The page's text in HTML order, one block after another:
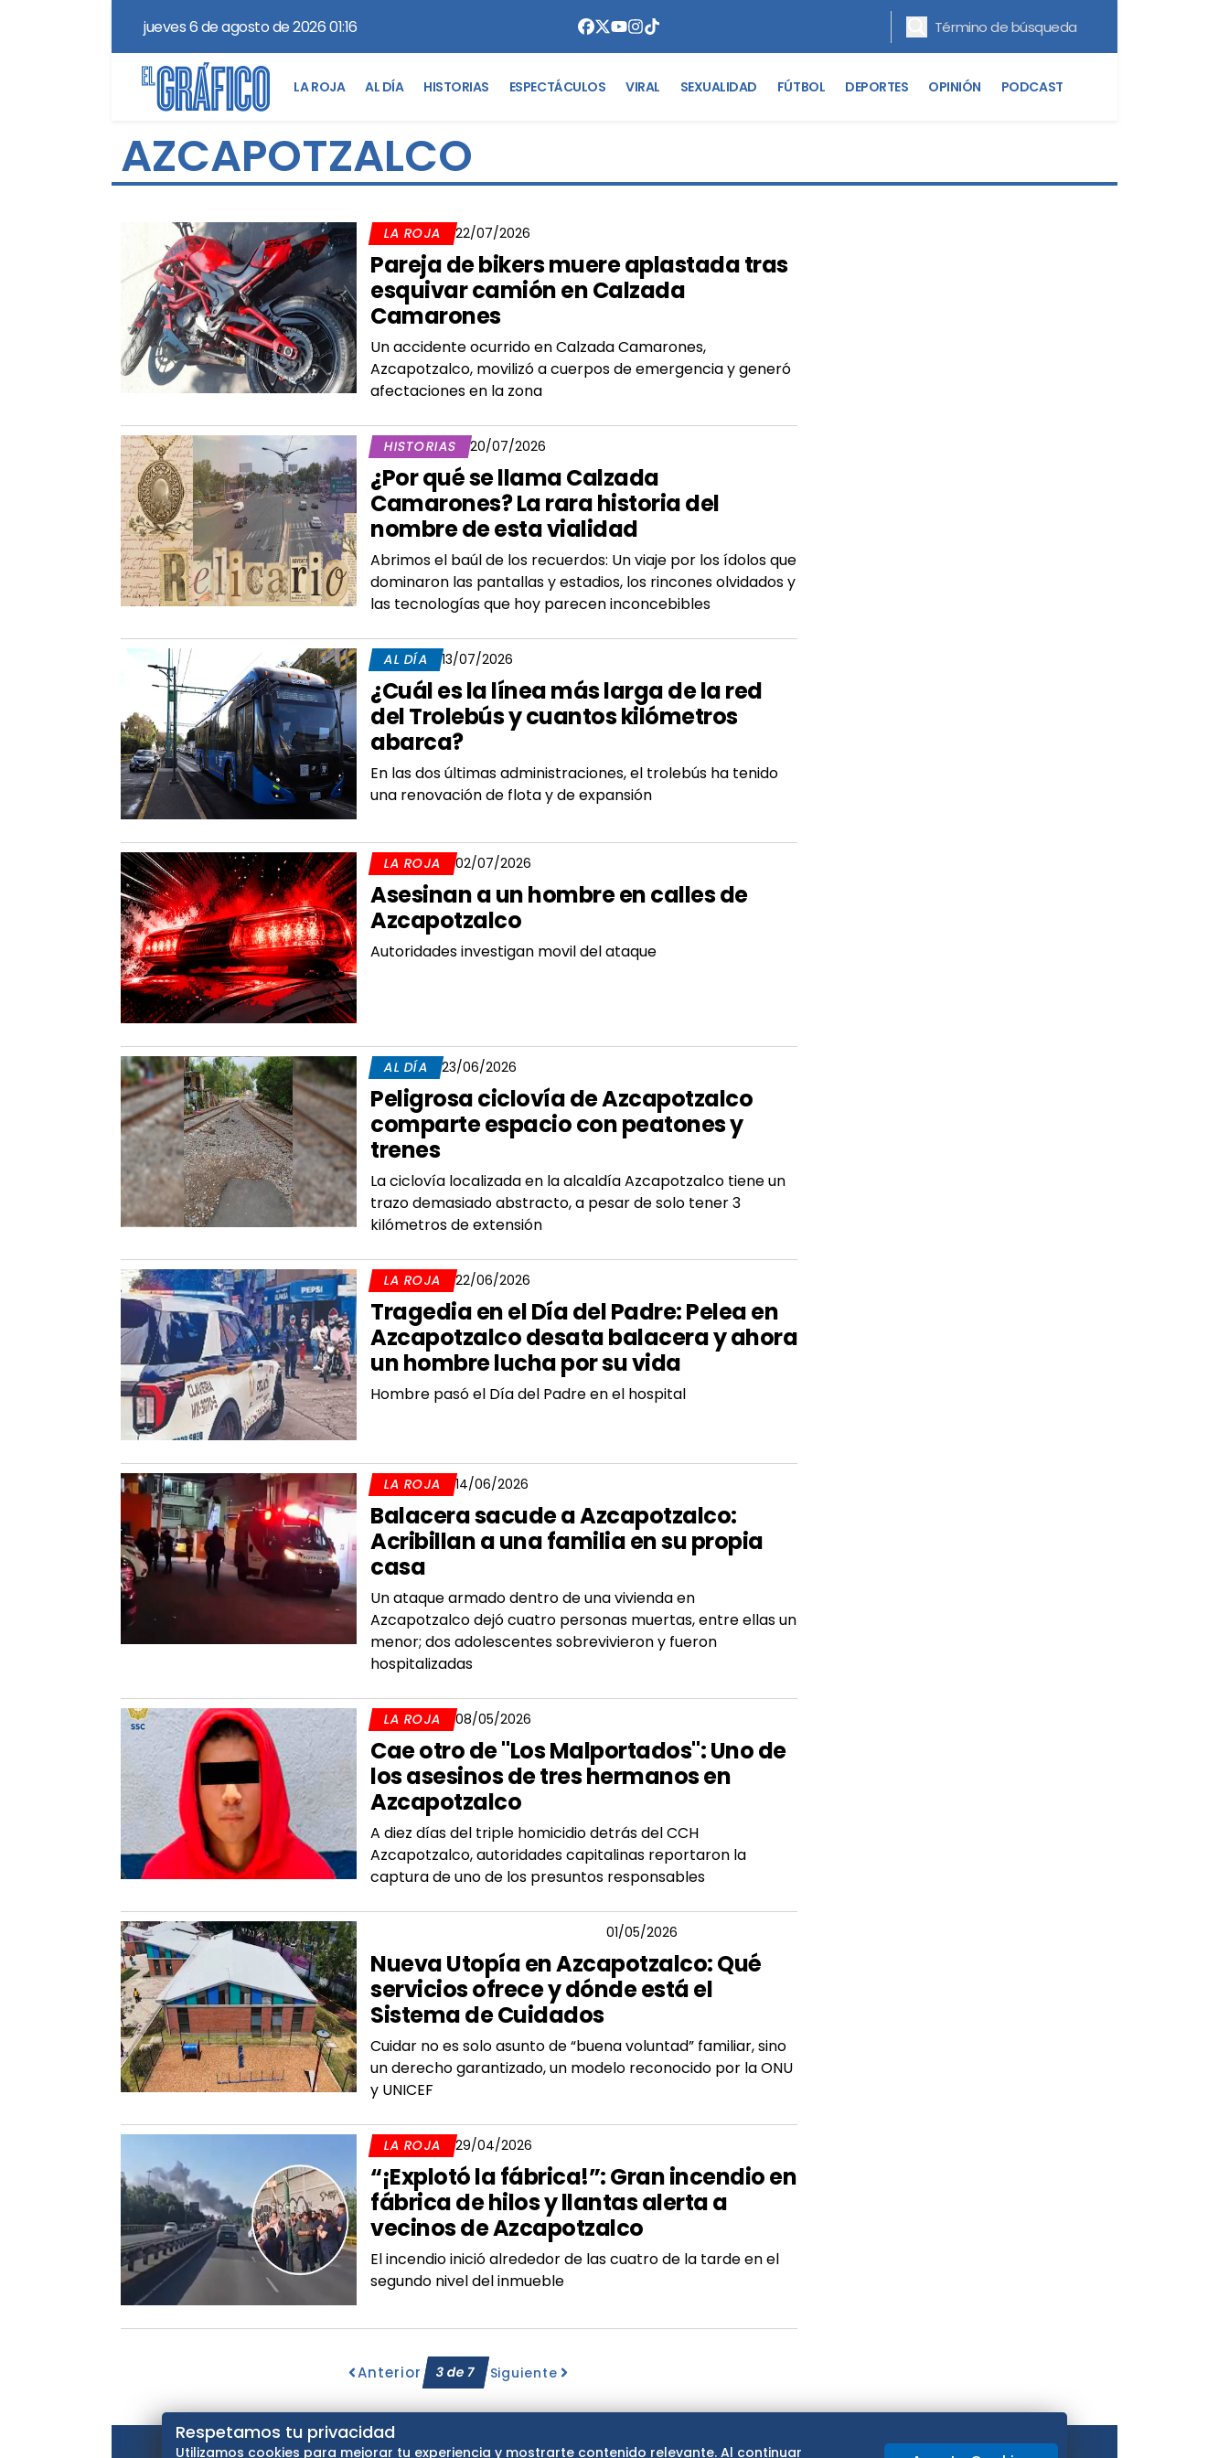
jueves 6 de agosto de 2026 01:16
LA ROJA AL DÍA HISTORIAS ESPECTÁCULOS VIRAL SEXUALIDAD FÚTBOL DEPORTES OPINIÓN PODCAST
AZCAPOTZALCO
LA ROJA 22/07/2026
Pareja de bikers muere aplastada tras
esquivar camión en Calzada
Camarones
Un accidente ocurrido en Calzada Camarones,
Azcapotzalco, movilizó a cuerpos de emergencia y generó
afectaciones en la zona
HISTORIAS 20/07/2026
¿Por qué se llama Calzada
Camarones? La rara historia del
nombre de esta vialidad
Abrimos el baúl de los recuerdos: Un viaje por los ídolos que
dominaron las pantallas y estadios, los rincones olvidados y
las tecnologías que hoy parecen inconcebibles
AL DÍA 13/07/2026
¿Cuál es la línea más larga de la red
del Trolebús y cuantos kilómetros
abarca?
En las dos últimas administraciones, el trolebús ha tenido
una renovación de flota y de expansión
LA ROJA 02/07/2026
Asesinan a un hombre en calles de
Azcapotzalco
Autoridades investigan movil del ataque
AL DÍA 23/06/2026
Peligrosa ciclovía de Azcapotzalco
comparte espacio con peatones y
trenes
La ciclovía localizada en la alcaldía Azcapotzalco tiene un
trazo demasiado abstracto, a pesar de solo tener 3
kilómetros de extensión
LA ROJA 22/06/2026
Tragedia en el Día del Padre: Pelea en
Azcapotzalco desata balacera y ahora
un hombre lucha por su vida
Hombre pasó el Día del Padre en el hospital
LA ROJA 14/06/2026
Balacera sacude a Azcapotzalco:
Acribillan a una familia en su propia
casa
Un ataque armado dentro de una vivienda en
Azcapotzalco dejó cuatro personas muertas, entre ellas un
menor; dos adolescentes sobrevivieron y fueron
hospitalizadas
LA ROJA 08/05/2026
Cae otro de "Los Malportados": Uno de
los asesinos de tres hermanos en
Azcapotzalco
A diez días del triple homicidio detrás del CCH
Azcapotzalco, autoridades capitalinas reportaron la
captura de uno de los presuntos responsables
01/05/2026
Nueva Utopía en Azcapotzalco: Qué
servicios ofrece y dónde está el
Sistema de Cuidados
Cuidar no es solo asunto de “buena voluntad” familiar, sino
un derecho garantizado, un modelo reconocido por la ONU
y UNICEF
LA ROJA 29/04/2026
“¡Explotó la fábrica!”: Gran incendio en
fábrica de hilos y llantas alerta a
vecinos de Azcapotzalco
El incendio inició alrededor de las cuatro de la tarde en el
segundo nivel del inmueble
Anterior 3de7 Siguiente
Respetamos tu privacidad
Utilizamos cookies para mejorar tu experiencia y mostrarte contenido relevante. Al continuar